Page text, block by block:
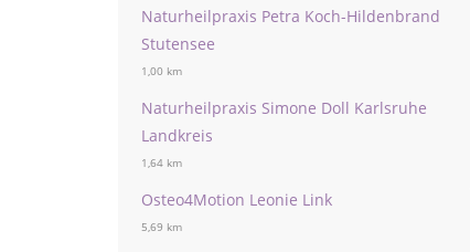
Naturheilpraxis Petra Koch-Hildenbrand
Stutensee
1,00 km
Naturheilpraxis Simone Doll Karlsruhe
Landkreis
1,64 km
Osteo4Motion Leonie Link
5,69 km